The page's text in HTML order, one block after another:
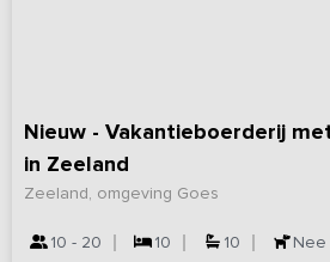
Nieuw - Vakantieboerderij
in Zeeland
Zeeland, omgeving Goes
10 - 20 10 10 Nee